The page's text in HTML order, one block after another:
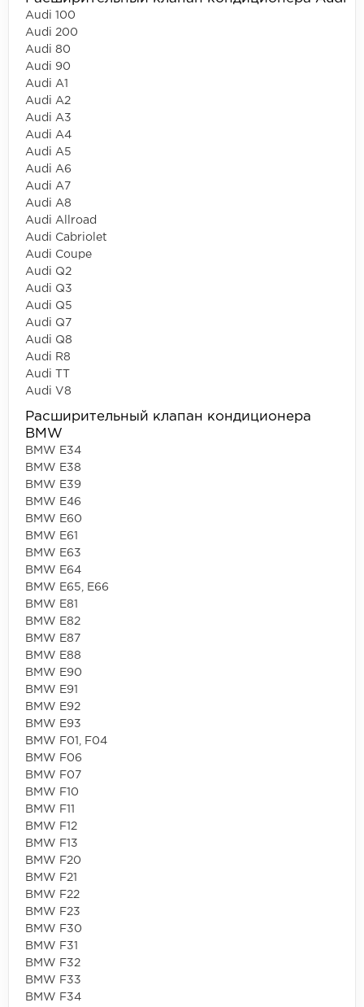
Audi 100
Audi 200
Audi 80
Audi 90
Audi A1
Audi A2
Audi A3
Audi A4
Audi A5
Audi A6
Audi A7
Audi A8
Audi Allroad
Audi Cabriolet
Audi Coupe
Audi Q2
Audi Q3
Audi Q5
Audi Q7
Audi Q8
Audi R8
Audi TT
Audi V8
Расширительный клапан кондиционера
BMW
BMW E34
BMW E38
BMW E39
BMW E46
BMW E60
BMW E61
BMW E63
BMW E64
BMW E65, E66
BMW E81
BMW E82
BMW E87
BMW E88
BMW E90
BMW E91
BMW E92
BMW E93
BMW F01, F04
BMW F06
BMW F07
BMW F10
BMW F11
BMW F12
BMW F13
BMW F20
BMW F21
BMW F22
BMW F23
BMW F30
BMW F31
BMW F32
BMW F33
BMW F34